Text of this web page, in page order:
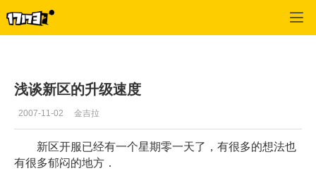
浅谈新区的升级速度
2007-11-02 金吉拉
新区开服已经有一个星期零一天了，有很多的想法也
有很多郁闷的地方．